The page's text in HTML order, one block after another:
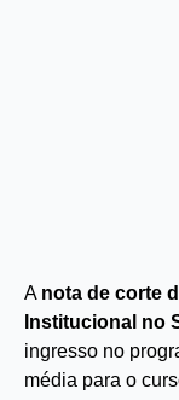
A nota de corte
Institucional no
ingresso no
média para o